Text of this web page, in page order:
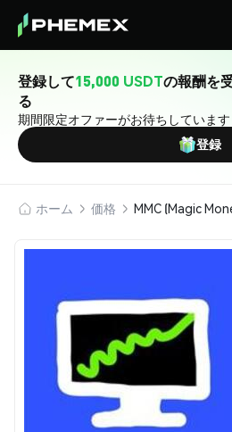
登録して15,000 USDTの報酬を
る
期間限定オファーがお待ちしています
登録
ホーム 価格